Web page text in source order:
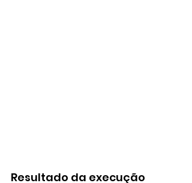
Resultado da execução